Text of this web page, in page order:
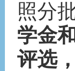
照分
学金
评选